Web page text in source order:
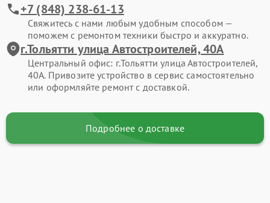
+7 (848) 238-61-13
Свяжитесь с нами любым удобным способом —
поможем с ремонтом техники быстро и аккуратно.
г.Тольятти улица Автостроителей, 40А
Центральный офис: г.Тольятти улица Автостроителей,
40А. Привозите устройство в сервис самостоятельно
или оформляйте ремонт с доставкой.
Подробнее о доставке